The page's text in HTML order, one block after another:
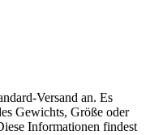
Versand an. Es
Gewichts, Größe oder
Informationen findest